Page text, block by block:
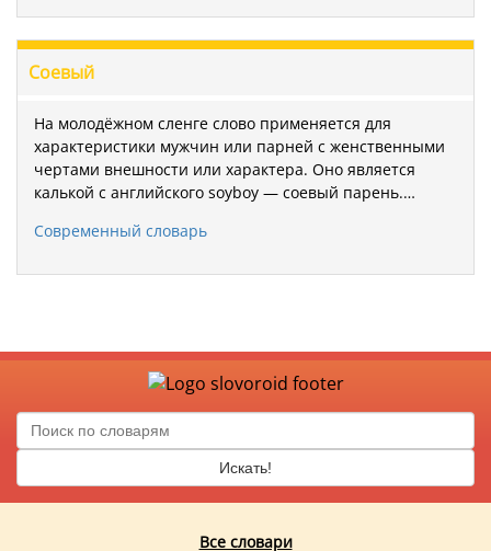
Соевый
На молодёжном сленге слово применяется для
характеристики мужчин или парней с женственными
чертами внешности или характера. Оно является
калькой с английского soyboy — соевый парень.…
Современный словарь
Искать!
Все словари